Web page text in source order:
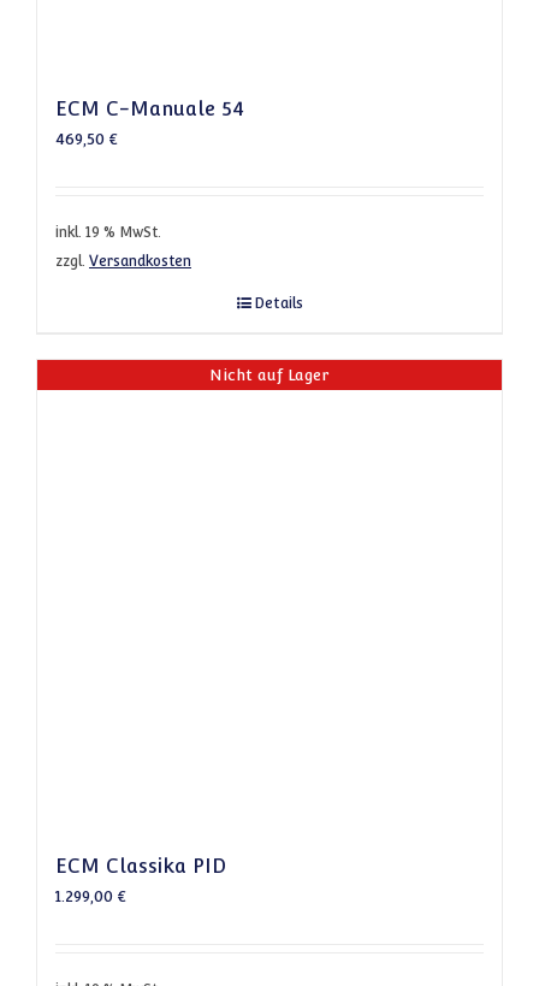
ECM C-Manuale 54
469,50 €
inkl. 19 % MwSt.
zzgl. Versandkosten
Details
Nicht auf Lager
ECM Classika PID
1.299,00 €